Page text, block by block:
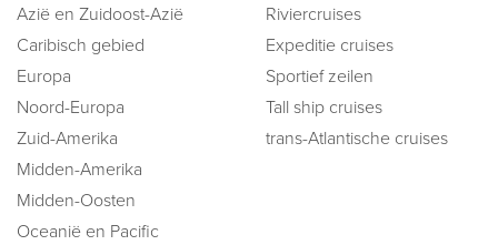
Azië en Zuidoost-Azië
Caribisch gebied
Europa
Noord-Europa
Zuid-Amerika
Midden-Amerika
Midden-Oosten
Oceanië en Pacific
Riviercruises
Expeditie cruises
Sportief zeilen
Tall ship cruises
trans-Atlantische cruises